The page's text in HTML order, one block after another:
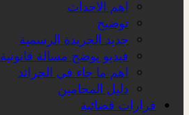
اهم الاحداث
توضيح
جديد الجريدة الرسمية
فيديو يوضح مسالة قانونية
اهم ما جاء في الجرائد
دليل المحامين
قرارات قضائية